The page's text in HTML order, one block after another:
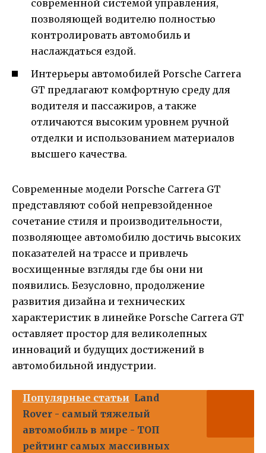
современной системой управления,
позволяющей водителю полностью
контролировать автомобиль и
наслаждаться ездой.
Интерьеры автомобилей Porsche Carrera
GT предлагают комфортную среду для
водителя и пассажиров, а также
отличаются высоким уровнем ручной
отделки и использованием материалов
высшего качества.
Современные модели Porsche Carrera GT
представляют собой непревзойденное
сочетание стиля и производительности,
позволяющее автомобилю достичь высоких
показателей на трассе и привлечь
восхищенные взгляды где бы они ни
появились. Безусловно, продолжение
развития дизайна и технических
характеристик в линейке Porsche Carrera GT
оставляет простор для великолепных
инноваций и будущих достижений в
автомобильной индустрии.
Популярные статьи Land
Rover - самый тяжелый
автомобиль в мире - ТОП
рейтинг самых массивных